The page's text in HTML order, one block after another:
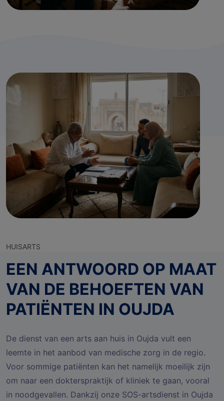
HUISARTS
EEN ANTWOORD OP MAAT
VAN DE BEHOEFTEN VAN
PATIËNTEN IN OUJDA
De dienst van een arts aan huis in Oujda vult een
leemte in het aanbod van medische zorg in de regio.
Voor sommige patiënten kan het namelijk moeilijk zijn
om naar een dokterspraktijk of kliniek te gaan, vooral
in noodgevallen. Dankzij onze SOS-artsdienst in Oujda